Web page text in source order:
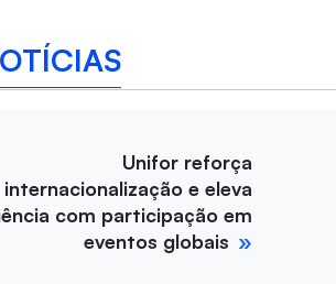
Unifor reforça
internacionalização e eleva
com participação em
eventos globais